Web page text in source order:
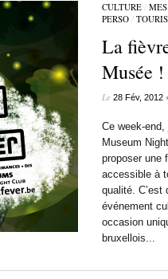
CULTURE/
PERSO/
La
Musée !
Le 28 Fév, 2012
Ce week-
Museum
proposer une
accessible à
qualité. C’est
événement
occasion
bruxellois...